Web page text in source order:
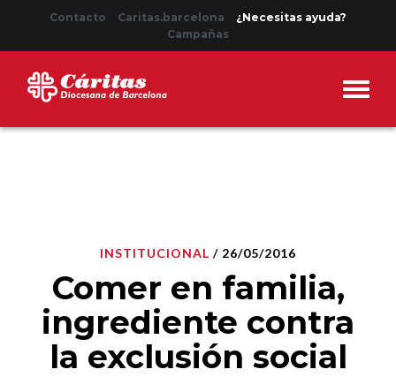
Contacto Caritas.barcelona
¿Necesitas ayuda?
Campañas
INSTITUCIONAL / 26/05/2016
Comer en familia,
ingrediente contra
la exclusión social